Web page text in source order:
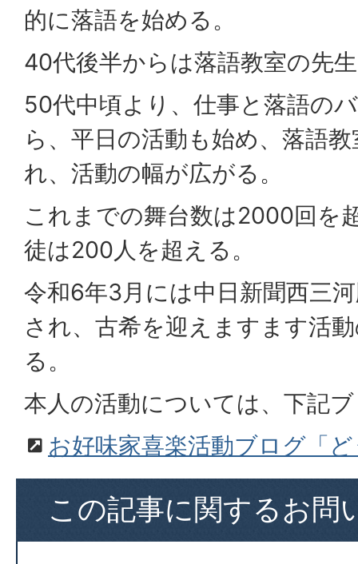
的に落語を始める。
40代後半からは落語教室の先
50代中頃より、仕事と落語の
ら、平日の活動も始め、落語
れ、活動の幅が広がる。
これまでの舞台数は2000回を
徒は200人を超える。
令和6年3月には中日新聞西三
され、古希を迎えますます活
る。
本人の活動については、下記
お好味家喜楽活動ブログ「
この記事に関するお問